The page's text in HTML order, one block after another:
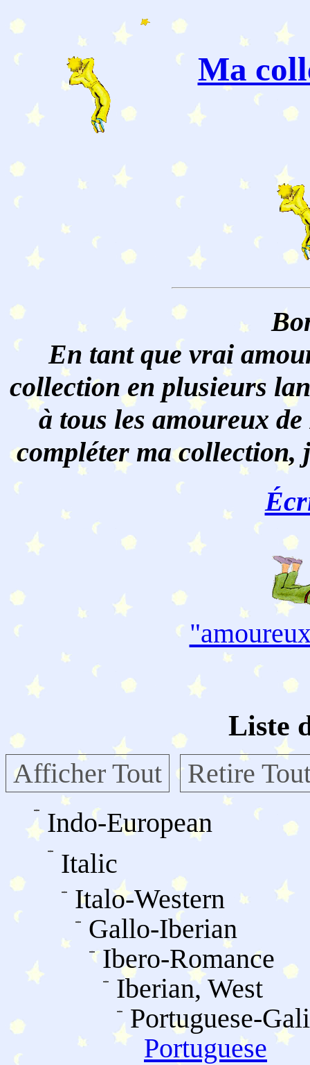
Ma
En tant que vrai
collection en plusieurs
à tous les amoureux
compléter ma
Liste
Afficher Tout
Retire
Indo-European
Italic
Italo-Western
Gallo-Iberian
Ibero-Romance
Iberian, West
Portuguese-
Portuguese